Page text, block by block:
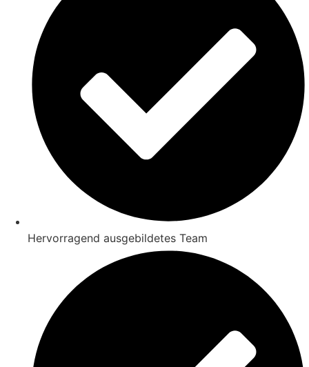
Hervorragend ausgebildetes Team